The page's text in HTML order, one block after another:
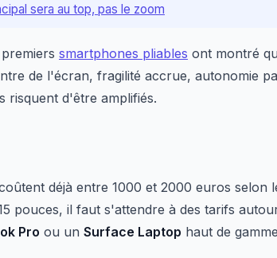
sera au top, pas le zoom
smartphones pliables ont montré
de l'écran, fragilité accrue, autonomie
risquent d'être amplifiés.
déjà entre 1000 et 2000 euros selon
pouces, il faut s'attendre à des tarifs
Pro ou un Surface Laptop haut de